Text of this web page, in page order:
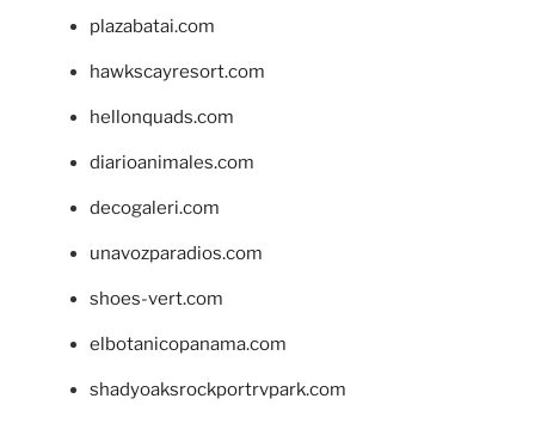
plazabatai.com
hawkscayresort.com
hellonquads.com
diarioanimales.com
decogaleri.com
unavozparadios.com
shoes-vert.com
elbotanicopanama.com
shadyoaksrockportrvpark.com